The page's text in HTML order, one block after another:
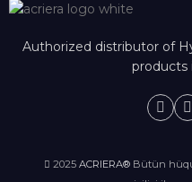
Authorized distributor of
products
2025 ACRIERA® Bütün